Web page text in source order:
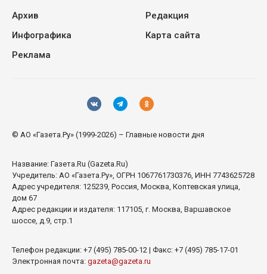
Архив
Редакция
Инфографика
Карта сайта
Реклама
© АО «Газета.Ру» (1999-2026) – Главные новости дня
Название: Газета.Ru (Gazeta.Ru)
Учредитель: АО «Газета.Ру», ОГРН 1067761730376, ИНН 7743625728
Адрес учредителя: 125239, Россия, Москва, Коптевская улица,
дом 67
Адрес редакции и издателя: 117105, г. Москва, Варшавское
шоссе, д.9, стр.1
Телефон редакции: +7 (495) 785-00-12 | Факс: +7 (495) 785-17-01
Электронная почта: gazeta@gazeta.ru